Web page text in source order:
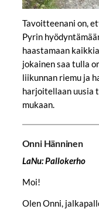
Tavoitteenani on,
Pyrin
haastamaan
jokainen saa tulla
liikunnan riemu ja
harjoitellaan uusia
mukaan.
Onni Hänninen
LaNu: Pallokerho
Moi!
Olen Onni,